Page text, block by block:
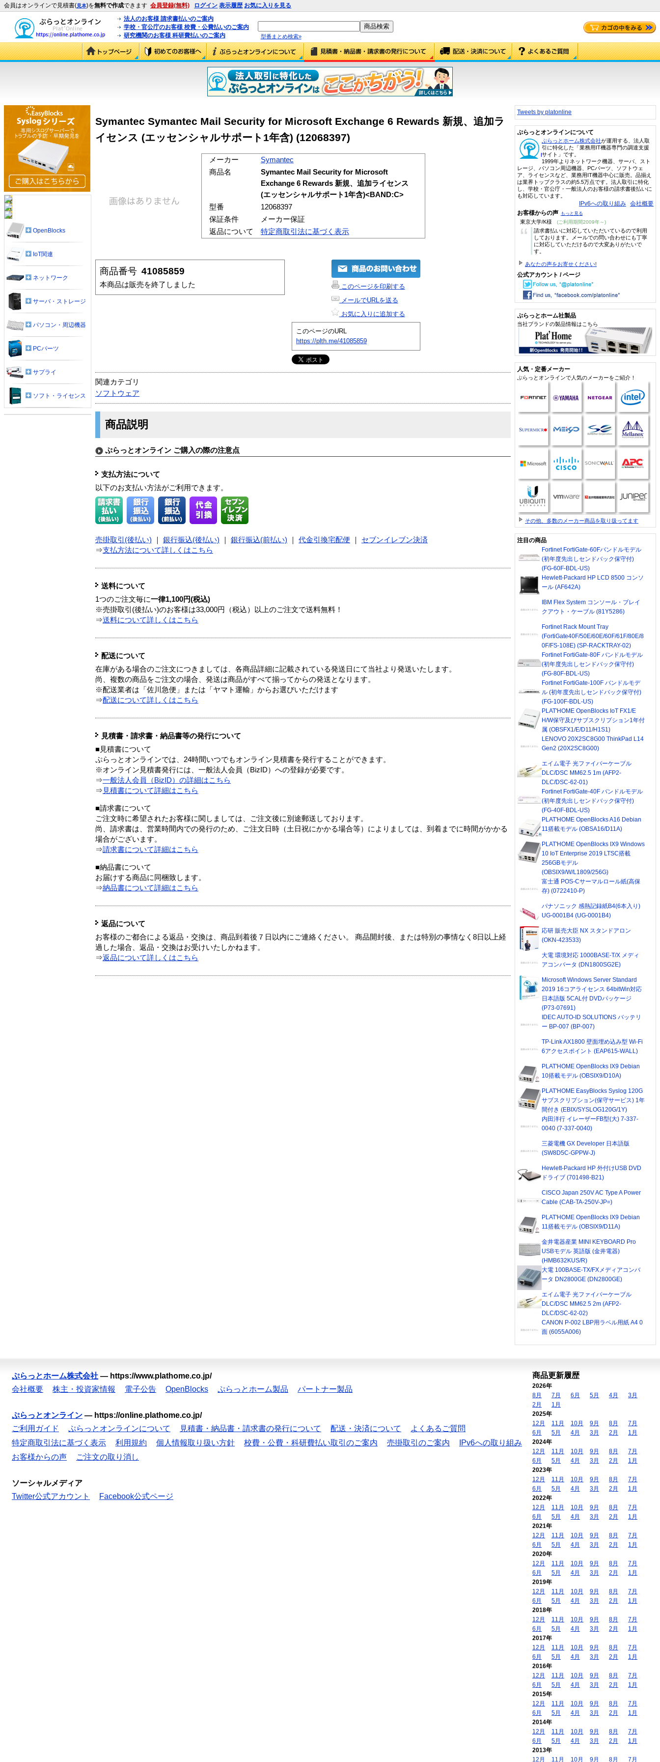
会員はオンラインで見積書(見本)を無料で作成できます 会員登録(無料) ログイン 表示履歴 お気に入りを見る
法人のお客様 請求書払いのご案内
学校・官公庁のお客様 校費・公費払いのご案内
研究機関のお客様 科研費払いのご案内
型番まとめ検索»
Symantec Symantec Mail Security for Microsoft Exchange 6 Rewards 新規、追加ラ
イセンス (エッセンシャルサポート1年含) (12068397)
メーカー
Symantec
商品名
Symantec Mail Security for Microsoft
Exchange 6 Rewards 新規、追加ライセンス
(エッセンシャルサポート1年含)<BAND:C>
型番
12068397
保証条件
メーカー保証
返品について
特定商取引法に基づく表示
商品番号 41085859
本商品は販売を終了しました
このページを印刷する
メールでURLを送る
お気に入りに追加する
このページのURL
https://plth.me/41085859
関連カテゴリ
ソフトウェア
商品説明
ぷらっとオンライン ご購入の際の注意点
支払方法について
以下のお支払い方法がご利用できます。
売掛取引(後払い) 銀行振込(後払い) 銀行振込(前払い) 代金引換宅配便
セブンイレブン決済
⇒支払方法について詳しくはこちら
送料について
1つのご注文毎に一律1,100円(税込)
※売掛取引(後払い)のお客様は33,000円（税込）以上のご注文で送料無料！
⇒送料について詳しくはこちら
配送について
在庫がある場合のご注文につきましては、各商品詳細に記載されている発送日にて当社より発送いたします。
尚、複数の商品をご注文の場合、発送は商品がすべて揃ってからの発送となります。
※配送業者は「佐川急便」または「ヤマト運輸」からお選びいただけます
⇒配送について詳しくはこちら
見積書・請求書・納品書等の発行について
■見積書について
ぷらっとオンラインでは、24時間いつでもオンライン見積書を発行することができます。
※オンライン見積書発行には、一般法人会員（BizID）への登録が必要です。
⇒一般法人会員（BizID）の詳細はこちら
⇒ 見積書について詳細はこちら
■請求書について
ご注文時に希望されたお客様に関しましては、ご注文後に別途郵送しております。
尚、請求書は、営業時間内での発行のため、ご注文日時（土日祝にかかる場合等）によりましては、到着までに時間がかかる
場合がございます。
⇒請求書について詳細はこちら
■納品書について
お届けする商品に同梱致します。
⇒納品書について詳細はこちら
返品について
お客様のご都合による返品・交換は、商品到着後７日以内にご連絡ください。 商品開封後、または特別の事情なく8日以上経
過した場合、返品・交換はお受けいたしかねます。
⇒返品について詳しくはこちら
OpenBlocks
IoT関連
ネットワーク
サーバ・ストレージ
パソコン・周辺機器
PCパーツ
サプライ
ソフト・ライセンス
Tweets by platonline
ぷらっとオンラインについて
ぷらっとホーム株式会社が運用する、法人取
引に特化した「業務用IT機器専門の調達支援
サイト」です。
1999年よりネットワーク機器、サーバ、スト
レージ、パソコン周辺機器、PCパーツ、ソフトウェ
ア、ライセンスなど、業務用IT機器中心に販売。品揃え
は業界トップクラスの約5.5万点です。法人取引に特化
し、学校・官公庁・一般法人のお客様の請求書後払いに
も対応しています。
IPv6への取り組み 会社概要
お客様からの声 もっと見る
東京大学/K様 (ご利用期間2009年～)
“
請求書払いに対応していただいているので利用
しております。メールでの問い合わせにも丁寧
に対応していただけるので大変ありがたいで
す。
あなたの声をお寄せください!
公式アカウント / ページ
ぷらっとホーム社製品
当社ブランドの製品情報はこちら
人気・定番メーカー
ぷらっとオンラインで人気のメーカーをご紹介！
その他、多数のメーカー商品を取り扱ってます
注目の商品
Fortinet FortiGate-60Fバンドルモデル
(初年度先出しセンドバック保守付)
(FG-60F-BDL-US)
Hewlett-Packard HP LCD 8500 コンソ
ール (AF642A)
IBM Flex System コンソール・ブレイ
クアウト・ケーブル (81Y5286)
Fortinet Rack Mount Tray
(FortiGate40F/50E/60E/60F/61F/80E/8
0F/FS-108E) (SP-RACKTRAY-02)
Fortinet FortiGate-80F バンドルモデル
(初年度先出しセンドバック保守付)
(FG-80F-BDL-US)
Fortinet FortiGate-100F バンドルモデ
ル (初年度先出しセンドバック保守付)
(FG-100F-BDL-US)
PLAT'HOME OpenBlocks IoT FX1/E
H/W保守及びサブスクリプション1年付
属 (OBSFX1/E/D11/H1S1)
LENOVO 20X2SC8G00 ThinkPad L14
Gen2 (20X2SC8G00)
エイム電子 光ファイバーケーブル
DLC/DSC MM62.5 1m (AFP2-
DLC/DSC-62-01)
Fortinet FortiGate-40F バンドルモデル
(初年度先出しセンドバック保守付)
(FG-40F-BDL-US)
PLAT'HOME OpenBlocks A16 Debian
11搭載モデル (OBSA16/D11A)
PLAT'HOME OpenBlocks IX9 Windows
10 IoT Enterprise 2019 LTSC搭載
256GBモデル
(OBSIX9/W/L1809/256G)
富士通 POS-Cサーマルロール紙(高保
存) (0722410-P)
パナソニック 感熱記録紙B4(6本入り)
UG-0001B4 (UG-0001B4)
応研 販売大臣 NX スタンドアロン
(OKN-423533)
大電 環境対応 1000BASE-T/X メディ
アコンバータ (DN1800SG2E)
Microsoft Windows Server Standard
2019 16コアライセンス 64bitWin対応
日本語版 5CAL付 DVDパッケージ
(P73-07691)
IDEC AUTO-ID SOLUTIONS バッテリ
ー BP-007 (BP-007)
TP-Link AX1800 壁面埋め込み型 Wi-Fi
6アクセスポイント (EAP615-WALL)
PLAT'HOME OpenBlocks IX9 Debian
10搭載モデル (OBSIX9/D10A)
PLAT'HOME EasyBlocks Syslog 120G
サブスクリプション(保守サービス) 1年
間付き (EBIX/SYSLOG120G/1Y)
内田洋行 イレーザーFB型(大) 7-337-
0040 (7-337-0040)
三菱電機 GX Developer 日本語版
(SW8D5C-GPPW-J)
Hewlett-Packard HP 外付けUSB DVD
ドライブ (701498-B21)
CISCO Japan 250V AC Type A Power
Cable (CAB-TA-250V-JP=)
PLAT'HOME OpenBlocks IX9 Debian
11搭載モデル (OBSIX9/D11A)
金井電器産業 MINI KEYBOARD Pro
USBモデル 英語版 (金井電器)
(HMB632KUS/R)
大電 100BASE-TX/FXメディアコンバ
ータ DN2800GE (DN2800GE)
エイム電子 光ファイバーケーブル
DLC/DSC MM62.5 2m (AFP2-
DLC/DSC-62-02)
CANON P-002 LBP用ラベル用紙 A4 0
面 (6055A006)
ぷらっとホーム株式会社 — https://www.plathome.co.jp/
会社概要
株主・投資家情報 電子公告 OpenBlocks ぷらっとホーム製品 パートナー製品
ぷらっとオンライン — https://online.plathome.co.jp/
ご利用ガイド
ぷらっとオンラインについて 見積書・納品書・請求書の発行について 配送・決済について
よくあるご質問
特定商取引法に基づく表示
利用規約 個人情報取り扱い方針 校費・公費・科研費払い取引のご案内 売掛取引のご案内
IPv6への取り組み
お客様からの声
ご注文の取り消し
ソーシャルメディア
Twitter公式アカウント
Facebook公式ページ
商品更新履歴
2026年
8月
7月 6月 5月 4月
3月
2月
1月
2025年
12月
11月 10月 9月 8月
7月
6月
5月 4月 3月 2月
1月
2024年
12月
11月 10月 9月 8月
7月
6月
5月 4月 3月 2月
1月
2023年
12月
11月 10月 9月 8月
7月
6月
5月 4月 3月 2月
1月
2022年
12月
11月 10月 9月 8月
7月
6月
5月 4月 3月 2月
1月
2021年
12月
11月 10月 9月 8月
7月
6月
5月 4月 3月 2月
1月
2020年
12月
11月 10月 9月 8月
7月
6月
5月 4月 3月 2月
1月
2019年
12月
11月 10月 9月 8月
7月
6月
5月 4月 3月 2月
1月
2018年
12月
11月 10月 9月 8月
7月
6月
5月 4月 3月 2月
1月
2017年
12月
11月 10月 9月 8月
7月
6月
5月 4月 3月 2月
1月
2016年
12月
11月 10月 9月 8月
7月
6月
5月 4月 3月 2月
1月
2015年
12月
11月 10月 9月 8月
7月
6月
5月 4月 3月 2月
1月
2014年
12月
11月 10月 9月 8月
7月
6月
5月 4月 3月 2月
1月
2013年
12月
11月 10月 9月 8月 7月